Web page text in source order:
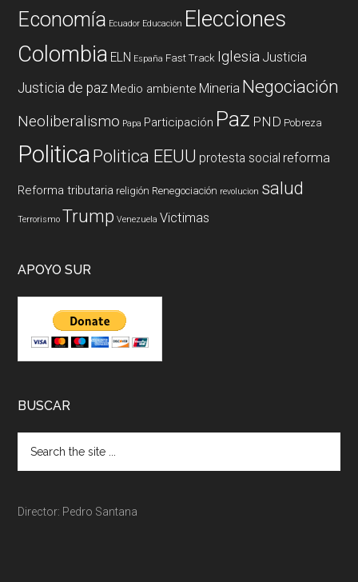
Economía Ecuador Educación Elecciones
Colombia ELN España Fast Track Iglesia Justicia
Justicia de paz Medio ambiente Mineria Negociación
Neoliberalismo Papa Participación Paz PND Pobreza
PoliticaPolitica EEUU protesta social reforma
Reforma tributaria religión Renegociación revolucion salud
Terrorismo Trump Venezuela Victimas
APOYO SUR
BUSCAR
Director: Pedro Santana